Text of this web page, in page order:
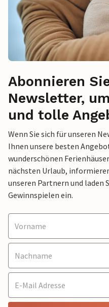
Abonnieren
Newsletter,
und tolle
Wenn Sie sich für unseren
Ihnen unsere besten
wunderschönen
nächsten Urlaub,
unseren Partnern und laden
Gewinnspielen ein.